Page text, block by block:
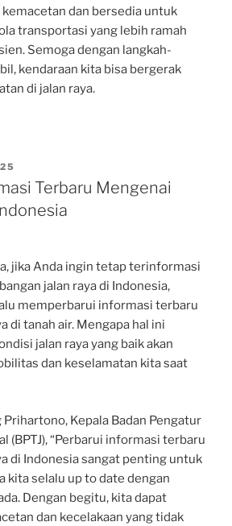
dan bersedia untuk
transportasi yang lebih ramah
Semoga dengan langkah-
kendaraan kita bisa bergerak
di jalan raya.
Terbaru Mengenai
jika Anda ingin tetap terinformasi
jalan raya di Indonesia,
memperbarui informasi terbaru
di tanah air. Mengapa hal ini
jalan raya yang baik akan
dan keselamatan kita saat
Kepala Badan Pengatur
(BPTJ), “Perbarui informasi terbaru
di Indonesia sangat penting untuk
kita selalu up to date dengan
Dengan begitu, kita dapat
dan kecelakaan yang tidak